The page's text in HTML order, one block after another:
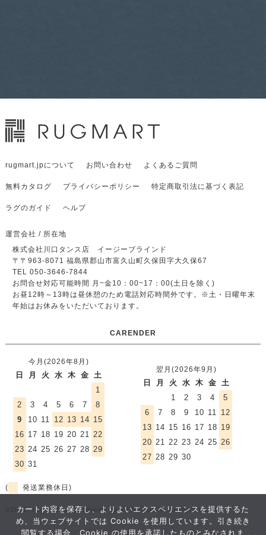
rugmart.jpについて お問い合わせ よくあるご質問
無料カタログ プライバシーポリシー 特定商取引法に基づく表記
ラグのガイド ヘルプ
運営会社 / 所在地
株式会社川口タンス店 イージーブラインド
〒 〒963-8071 福島県郡山市富久山町久保田字大久保67
TEL 050-3646-7844
お問合せ対応可能時間 月~金10：00~17：00(土日を除く)
お昼12時～13時は昼休憩のため電話対応時間外です。 ※土・日曜年末
年始はお休みをいただいております。
CARENDER
今月(2026年8月)
日 月 火 水 木 金 土
1
2
3 4 5 6 7
8
9
10 11 12 13 14 15
16 17 18 19 20 21 22
23 24 25 26 27 28 29
30 31
翌月(2026年9月)
日 月 火 水 木 金
土
1
2 3 4
5
6
7 8 9 10 11
12
13 14 15 16 17 18 19
20 21 22 23 24 25 26
27 28 29 30
( 発送業務休日)
©2012- rugmart.jp / produced by KAWAGUCHI furniture Co.,ltd.
カート内容を保存し、よりよいエクスペリエンスを提供するた
め、当ウェブサイトでは Cookie を使用しています。引き続き
閲覧する場合、Cookie の使用を承諾したものとみなされま